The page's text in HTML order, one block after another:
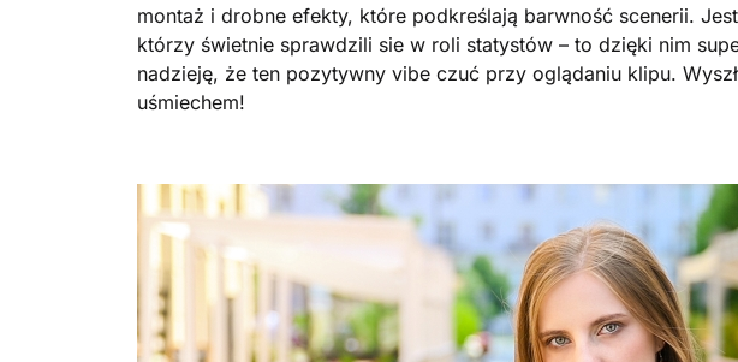
montaż i drobne efekty, które podkreślają barwność scenerii.
którzy świetnie sprawdzili sie w roli statystów – to dzięki nim
nadzieję, że ten pozytywny vibe czuć przy oglądaniu klipu.
uśmiechem!